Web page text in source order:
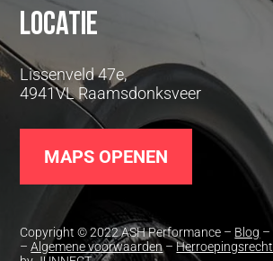
Locatie
Lissenveld 47e,
4941VL Raamsdonksveer
MAPS OPENEN
Copyright © 2022 ASH Performance – Blog –
–Algemene voorwaarden–Herroepingsrecht